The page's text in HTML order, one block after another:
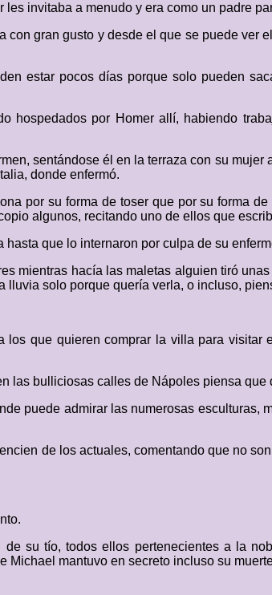
invitaba a menudo y era como un padre
gran gusto y desde el que se puede ver
estar pocos días porque solo pueden
hospedados por Homer allí, habiendo
sentándose él en la terraza con su mujer
donde enfermó.
por su forma de toser que por su forma
algunos, recitando uno de ellos que
que lo internaron por culpa de su
mientras hacía las maletas alguien tiró
solo porque quería verla, o incluso,
que quieren comprar la villa para visitar
las bulliciosas calles de Nápoles piensa que
puede admirar las numerosas esculturas,
de los actuales, comentando que no
su tío, todos ellos pertenecientes a la
mantuvo en secreto incluso su